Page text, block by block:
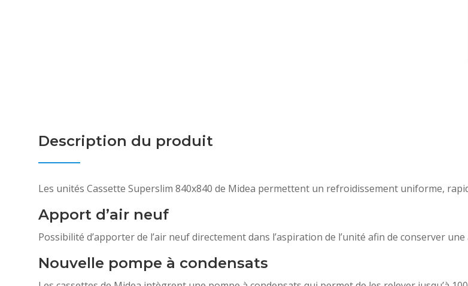
Description du produit
Les unités Cassette Superslim 840x840 de Midea permettent un refroidissement uniforme,
Apport d’air neuf
Possibilité d’apporter de l’air neuf directement dans l’aspiration de l’unité afin de conserver
Nouvelle pompe à condensats